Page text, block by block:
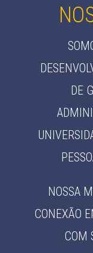
DE
NOSSA
CONEXÃO
COM